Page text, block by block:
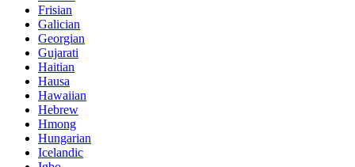
Frisian
Galician
Georgian
Gujarati
Haitian
Hausa
Hawaiian
Hebrew
Hmong
Hungarian
Icelandic